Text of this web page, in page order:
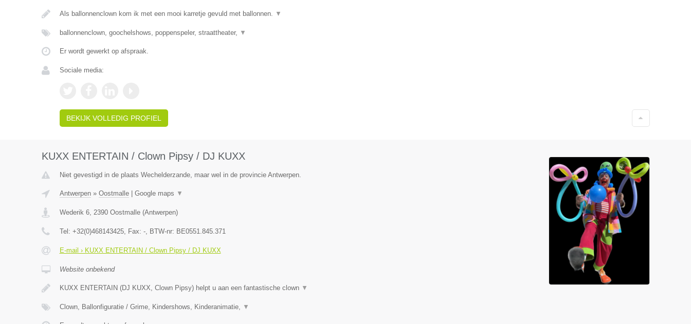
Als ballonnenclown kom ik met een mooi karretje gevuld met ballonnen. ▼
ballonnenclown, goochelshows, poppenspeler, straattheater, ▼
Er wordt gewerkt op afspraak.
Sociale media:
BEKIJK VOLLEDIG PROFIEL
KUXX ENTERTAIN / Clown Pipsy / DJ KUXX
Niet gevestigd in de plaats Wechelderzande, maar wel in de provincie Antwerpen.
Antwerpen» Oostmalle| Google maps ▼
Wederik 6, 2390 Oostmalle(Antwerpen)
Tel: +32(0)468143425, Fax: -, BTW-nr: BE0551.845.371
E-mail › KUXX ENTERTAIN / Clown Pipsy / DJ KUXX
Website onbekend
KUXX ENTERTAIN (DJ KUXX, Clown Pipsy) helpt u aan een fantastische clown ▼
Clown, Ballonfiguratie / Grime, Kindershows, Kinderanimatie, ▼